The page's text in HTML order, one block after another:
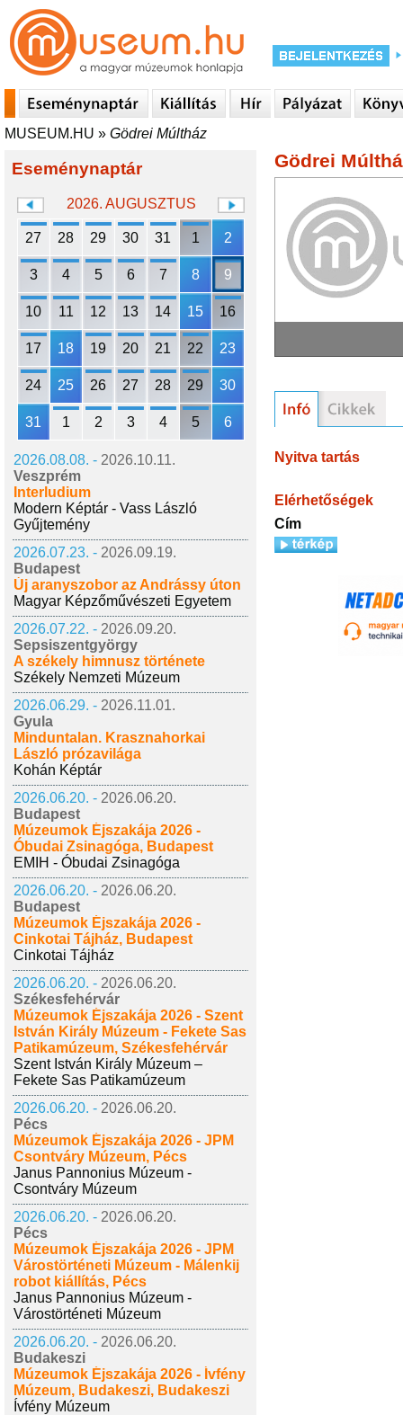
MUSEUM.HU » Gödrei Múltház
Eseménynaptár
2026. AUGUSZTUS
27 28 29 30 31 1 2
3 4 5 6 7 8 9
10 11 12 13 14 15 16
17 18 19 20 21 22 23
24 25 26 27 28 29 30
31 1 2 3 4 5 6
2026.08.08. - 2026.10.11.
Veszprém
Interludium
Modern Képtár - Vass László
Gyűjtemény
2026.07.23. - 2026.09.19.
Budapest
Új aranyszobor az Andrássy úton
Magyar Képzőművészeti Egyetem
2026.07.22. - 2026.09.20.
Sepsiszentgyörgy
A székely himnusz története
Székely Nemzeti Múzeum
2026.06.29. - 2026.11.01.
Gyula
Minduntalan. Krasznahorkai
László prózavilága
Kohán Képtár
2026.06.20. - 2026.06.20.
Budapest
Múzeumok Éjszakája 2026 -
Óbudai Zsinagóga, Budapest
EMIH - Óbudai Zsinagóga
2026.06.20. - 2026.06.20.
Budapest
Múzeumok Éjszakája 2026 -
Cinkotai Tájház, Budapest
Cinkotai Tájház
2026.06.20. - 2026.06.20.
Székesfehérvár
Múzeumok Éjszakája 2026 - Szent
István Király Múzeum - Fekete Sas
Patikamúzeum, Székesfehérvár
Szent István Király Múzeum –
Fekete Sas Patikamúzeum
2026.06.20. - 2026.06.20.
Pécs
Múzeumok Éjszakája 2026 - JPM
Csontváry Múzeum, Pécs
Janus Pannonius Múzeum -
Csontváry Múzeum
2026.06.20. - 2026.06.20.
Pécs
Múzeumok Éjszakája 2026 - JPM
Várostörténeti Múzeum - Málenkij
robot kiállítás, Pécs
Janus Pannonius Múzeum -
Várostörténeti Múzeum
2026.06.20. - 2026.06.20.
Budakeszi
Múzeumok Éjszakája 2026 - Ívfény
Múzeum, Budakeszi, Budakeszi
Ívfény Múzeum
Gödrei
Nyitva tartás
Elérhetőségek
Cím